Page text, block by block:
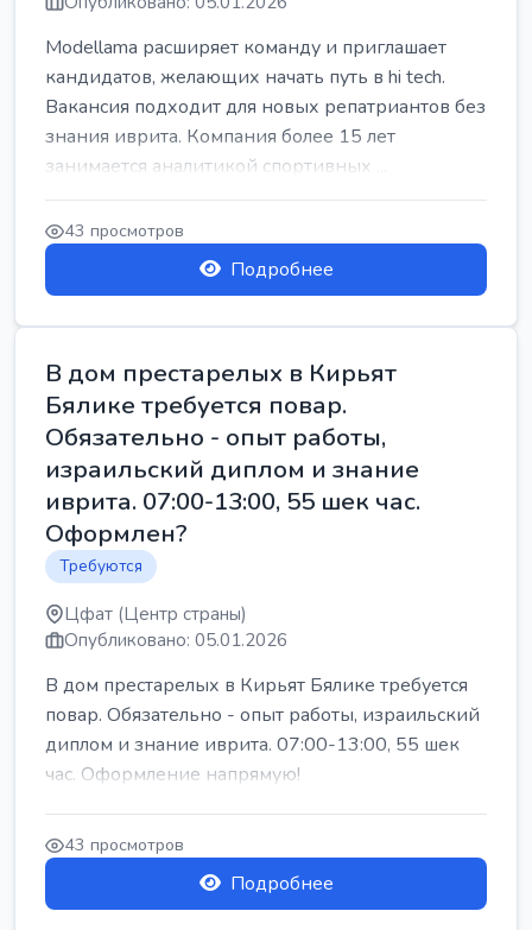
Modellama расширяет команду и приглашает
кандидатов, желающих начать путь в hi tech.
Вакансия подходит для новых репатриантов без
знания иврита. Компания более 15 лет
занимается аналитикой спортивных ...
43 просмотров
Подробнее
В дом престарелых в Кирьят
Бялике требуется повар.
Обязательно - опыт работы,
израильский диплом и знание
иврита. 07:00-13:00, 55 шек час.
Оформлен?
Требуются
Цфат (Центр страны)
Опубликовано: 05.01.2026
В дом престарелых в Кирьят Бялике требуется
повар. Обязательно - опыт работы, израильский
диплом и знание иврита. 07:00-13:00, 55 шек
час. Оформление напрямую!
43 просмотров
Подробнее